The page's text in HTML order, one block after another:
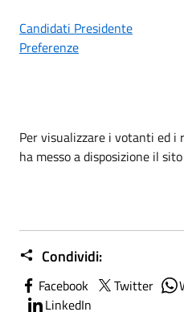
Candidati Presidente
Preferenze
Per visualizzare i votanti ed
ha messo a disposizione il sito
Condividi:
Facebook Twitter
LinkedIn